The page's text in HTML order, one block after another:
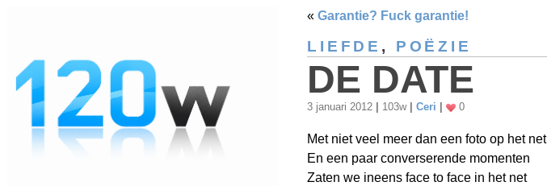
« Garantie? Fuck garantie!
LIEFDE , POËZIE
DE DATE
3 januari 2012 103w Ceri 0
Met niet veel meer dan een foto op het net
En een paar converserende momenten
Zaten we ineens face to face in het net